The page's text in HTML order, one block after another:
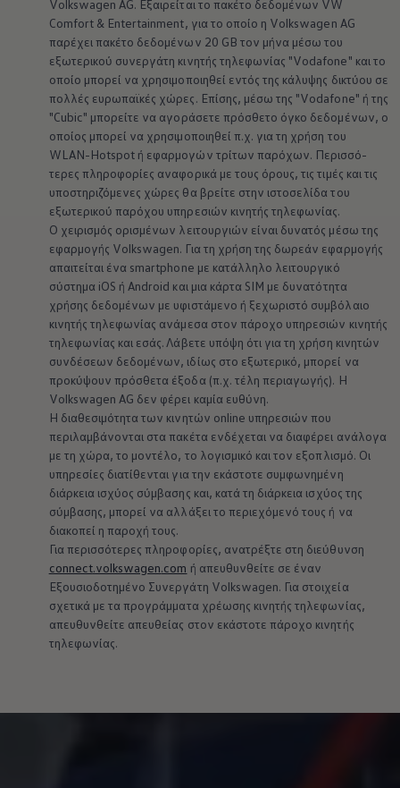
Volkswagen AG. Εξαιρείται το πακέτο δεδομένων VW
Comfort & Entertainment, για το οποίο η Volkswagen AG
παρέχει πακέτο δεδομένων 20 GB τον μήνα μέσω του
εξωτερικού συνεργάτη κινητής τηλεφωνίας "Vodafone" και το
οποίο μπορεί να χρησιμοποιηθεί εντός της κάλυψης δικτύου σε
πολλές ευρωπαϊκές χώρες. Επίσης, μέσω της "Vodafone" ή της
"Cubic" μπορείτε να αγοράσετε πρόσθετο όγκο δεδομένων, ο
οποίος μπορεί να χρησιμοποιηθεί π.χ. για τη χρήση του
WLAN-Hotspot ή εφαρμογών τρίτων παρόχων. Περισσό­
τερες πληροφορίες αναφορικά με τους όρους, τις τιμές και τις
υποστηριζόμενες χώρες θα βρείτε στην ιστοσελίδα του
εξωτερικού παρόχου υπηρεσιών κινητής τηλεφωνίας.
Ο χειρισμός ορισμένων λειτουργιών είναι δυνατός μέσω της
εφαρμογής Volkswagen. Για τη χρήση της δωρεάν εφαρμογής
απαιτείται ένα smartphone με κατάλληλο λειτουργικό
σύστημα iOS ή Android και μια κάρτα SIM με δυνατότητα
χρήσης δεδομένων με υφιστάμενο ή ξεχωριστό συμβόλαιο
κινητής τηλεφωνίας ανάμεσα στον πάροχο υπηρεσιών κινητής
τηλεφωνίας και εσάς. Λάβετε υπόψη ότι για τη χρήση κινητών
συνδέσεων δεδομένων, ιδίως στο εξωτερικό, μπορεί να
προκύψουν πρόσθετα έξοδα (π.χ. τέλη περιαγωγής). Η
Volkswagen AG δεν φέρει καμία ευθύνη.
Η διαθεσιμότητα των κινητών online υπηρεσιών που
περιλαμβάνονται στα πακέτα ενδέχεται να διαφέρει ανάλογα
με τη χώρα, το μοντέλο, το λογισμικό και τον εξοπλισμό. Οι
υπηρεσίες διατίθενται για την εκάστοτε συμφωνημένη
διάρκεια ισχύος σύμβασης και, κατά τη διάρκεια ισχύος της
σύμβασης, μπορεί να αλλάξει το περιεχόμενό τους ή να
διακοπεί η παροχή τους.
Για περισσότερες πληροφορίες, ανατρέξτε στη διεύθυνση
connect.volkswagen.com ή απευθυνθείτε σε έναν
Εξουσιοδοτημένο Συνεργάτη Volkswagen. Για στοιχεία
σχετικά με τα προγράμματα χρέωσης κινητής τηλεφωνίας,
απευθυνθείτε απευθείας στον εκάστοτε πάροχο κινητής
τηλεφωνίας.